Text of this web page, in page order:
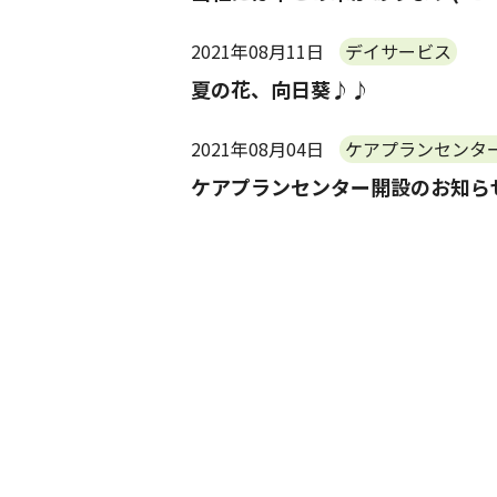
夏の花、向日葵♪♪
2021年08月11日 デイサービス
ケアプランセンター開設のお知ら
2021年08月04日 ケアプランセンタ